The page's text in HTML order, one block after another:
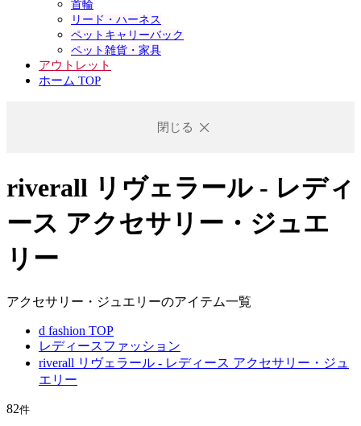
首輪
リード・ハーネス
ペットキャリーバック
ペット雑貨・家具
アウトレット
ホーム TOP
閉じる
riverall リヴェラール - レディ
ース アクセサリー・ジュエ
リー
アクセサリー・ジュエリーのアイテム一覧
d fashion TOP
レディースファッション
riverall リヴェラール - レディース アクセサリー・ジュ
エリー
82件